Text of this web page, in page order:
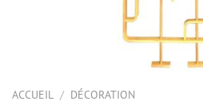
ACCUEIL / DÉCORATION